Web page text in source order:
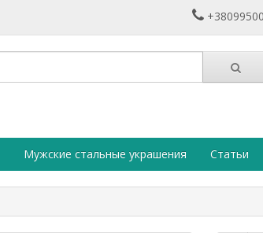
Мужские стальные украшения Статьи